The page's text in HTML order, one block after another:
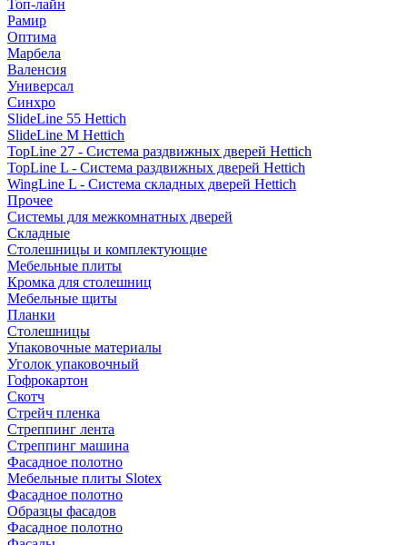
Топ-лайн
Рамир
Оптима
Марбела
Валенсия
Универсал
Синхро
SlideLine 55 Hettich
SlideLine M Hettich
TopLine 27 - Система раздвижных дверей Hettich
TopLine L - Система раздвижных дверей Hettich
WingLine L - Система складных дверей Hettich
Прочее
Системы для межкомнатных дверей
Складные
Столешницы и комплектующие
Мебельные плиты
Кромка для столешниц
Мебельные щиты
Планки
Столешницы
Упаковочные материалы
Уголок упаковочный
Гофрокартон
Скотч
Стрейч пленка
Стреппинг лента
Стреппинг машина
Фасадное полотно
Мебельные плиты Slotex
Фасадное полотно
Образцы фасадов
Фасадное полотно